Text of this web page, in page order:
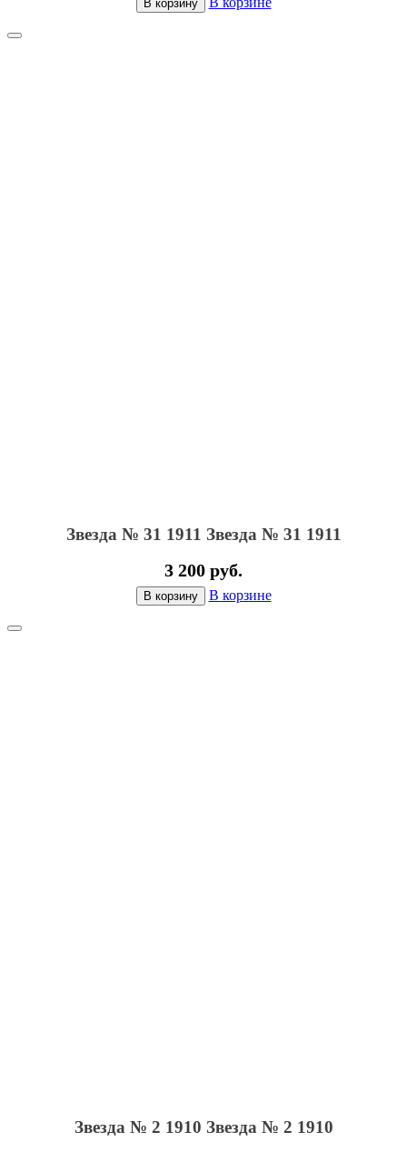
В корзину
Звезда № 31 1911 Звезда № 31 1911
3 200 руб.
В корзину В корзине
Звезда № 2 1910 Звезда № 2 1910